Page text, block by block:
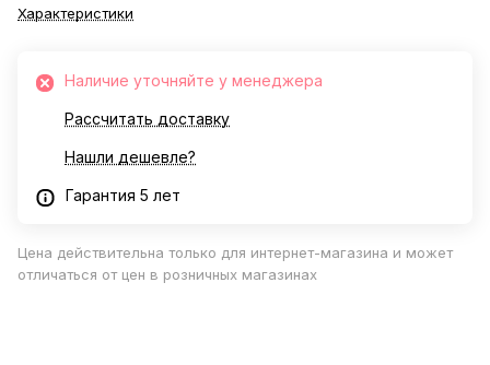
Характеристики
Наличие уточняйте у менеджера
Рассчитать доставку
Нашли дешевле?
Гарантия 5 лет
Цена действительна только для интернет-магазина и может
отличаться от цен в розничных магазинах